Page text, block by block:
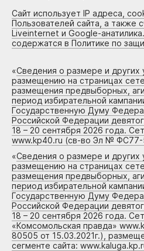
Сайт использует IP адреса,
Пользователей сайта, а также
Liveinternet и Google-
содержатся в Политике по
«Сведения о размере и других
размещению на страницах
размещения предвыборных,
период избирательной
Государственную Думу
Российской Федерации
18 – 20 сентября 2026 года.
www.kp40.ru (св-во Эл № ФС77-
«Сведения о размере и других
размещению на страницах
размещения предвыборных,
период избирательной
Государственную Думу
Российской Федерации
18 – 20 сентября 2026 года.
«Комсомольская правда»
80505 от 15.03.2021г.),
сегменте сайта: